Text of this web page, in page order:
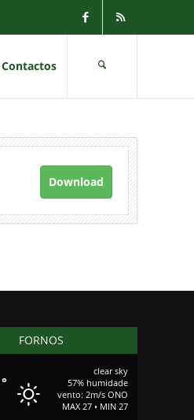
Contactos
Download
FORNOS
°
clear sky
57% humidade
vento: 2m/s ONO
MAX 27 • MIN 27